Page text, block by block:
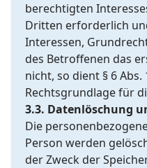
berechtigten
Dritten erforderlich
Interessen,
des Betroffenen das
nicht, so dient § 6 Abs.
Rechtsgrundlage für
3.3. Datenlöschung
Die
Person werden
der Zweck der